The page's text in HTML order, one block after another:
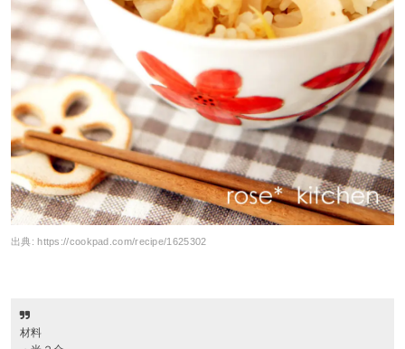
出典:https://cookpad.com/recipe/1625302
材料